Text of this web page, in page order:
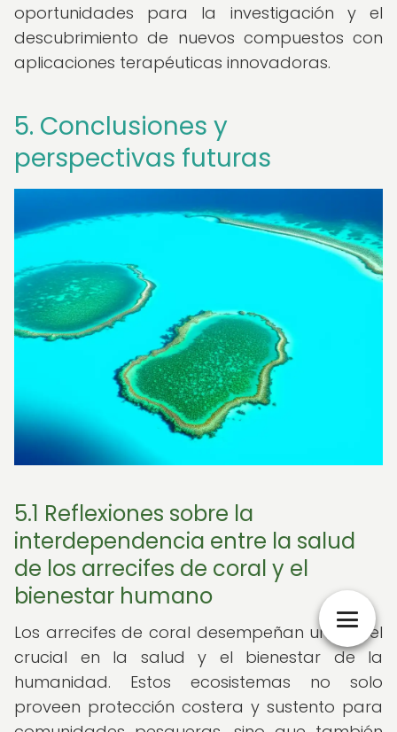
oportunidades para la investigación y el
descubrimiento de nuevos compuestos con
aplicaciones terapéuticas innovadoras.
5. Conclusiones y
perspectivas futuras
5.1 Reflexiones sobre la
interdependencia entre la salud
de los arrecifes de coral y el
bienestar humano
Los arrecifes de coral desempeñan un papel
crucial en la salud y el bienestar de la
humanidad. Estos ecosistemas no solo
proveen protección costera y sustento para